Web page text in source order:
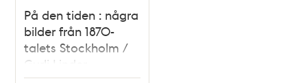
På den tiden : några
bilder från 1870-
talets Stockholm /
Gurli Linder